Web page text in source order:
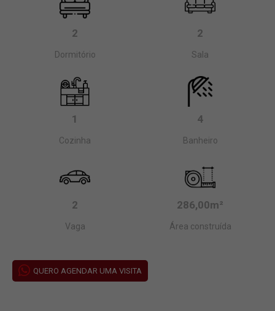
2
Dormitório
2
Sala
1
Cozinha
4
Banheiro
2
Vaga
286,00m²
Área construída
QUERO AGENDAR UMA VISITA